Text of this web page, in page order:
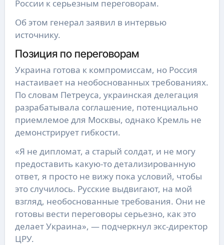
России к серьезным переговорам.
Об этом генерал заявил в интервью
источнику.
Позиция по переговорам
Украина готова к компромиссам, но Россия
настаивает на необоснованных требованиях.
По словам Петреуса, украинская делегация
разрабатывала соглашение, потенциально
приемлемое для Москвы, однако Кремль не
демонстрирует гибкости.
«Я не дипломат, а старый солдат, и не могу
предоставить какую-то детализированную
ответ, я просто не вижу пока условий, чтобы
это случилось. Русские выдвигают, на мой
взгляд, необоснованные требования. Они не
готовы вести переговоры серьезно, как это
делает Украина», — подчеркнул экс-директор
ЦРУ.